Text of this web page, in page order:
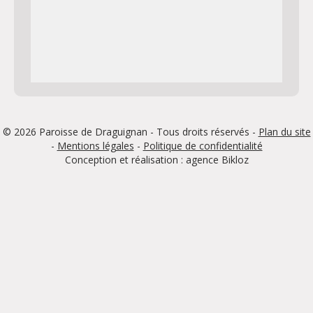
Liturgie en latin et avec chants grégoriens.
Adresse : 33 Bd du Jardin des Plantes 83300 Draguignan
Horaires : Eglise fermée en dehors des heures d’offices
© 2026 Paroisse de Draguignan - Tous droits réservés - Plan du site
- Mentions légales - Politique de confidentialité
Conception et réalisation : agence Bikloz